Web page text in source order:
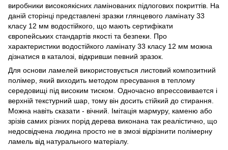
виробники високоякісних ламінованих підлогових покриттів. На
даній сторінці представлені зразки глянцевого ламінату 33
класу 12 мм водостійкого, що мають сертифікати
європейських стандартів якості та безпеки. Про
характеристики водостійкого ламінату 33 класу 12 мм можна
дізнатися в каталозі, відкривши певний зразок.
Для основи ламелей використовується листовий композитний
полімер, який виходить методом пресування в теплому
середовищі під високим тиском. Одночасно впрессовивается і
верхній текстурний шар, тому він досить стійкий до стирання.
Можна навіть сказати - вічний. Імітація мармуру, каменю або
зрізів самих різних порід дерева виконана так реалістично, що
недосвідчена людина просто не в змозі відрізнити полімерну
ламель від натурального матеріалу.